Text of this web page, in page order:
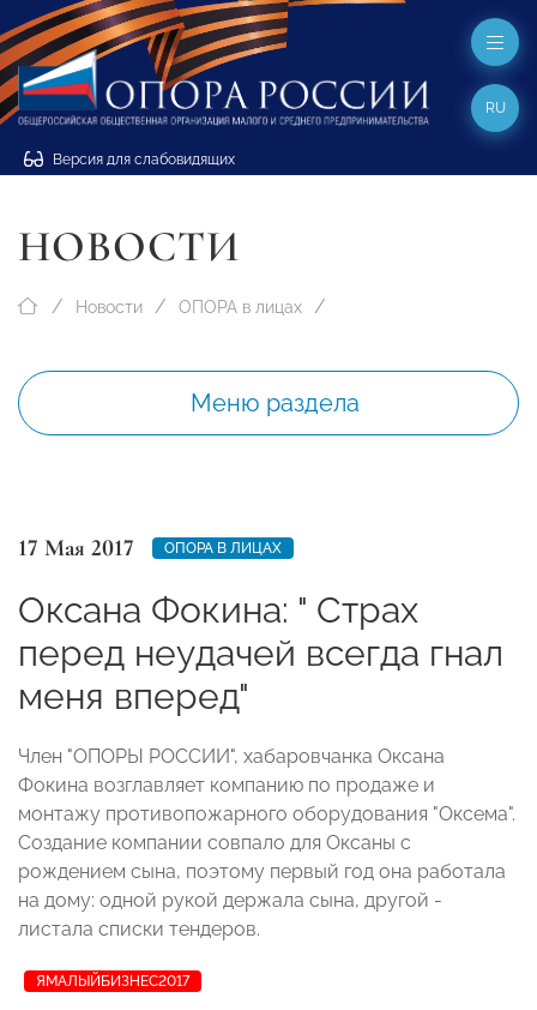
Версия для слабовидящих
RU
НОВОСТИ
Новости ОПОРА в лицах
Меню раздела
17 Мая 2017 ОПОРА В ЛИЦАХ
Оксана Фокина: " Страх
перед неудачей всегда гнал
меня вперед"
Член "ОПОРЫ РОССИИ", хабаровчанка Оксана
Фокина возглавляет компанию по продаже и
монтажу противопожарного оборудования "Оксема".
Создание компании совпало для Оксаны с
рождением сына, поэтому первый год она работала
на дому: одной рукой держала сына, другой -
листала списки тендеров.
ЯМАЛЫЙБИЗНЕС2017